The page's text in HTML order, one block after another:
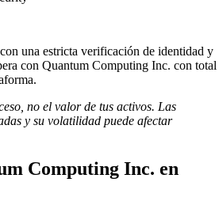
una estricta verificación de identidad y
con Quantum Computing Inc. con total
no el valor de tus activos. Las
y su volatilidad puede afectar
Computing Inc. en